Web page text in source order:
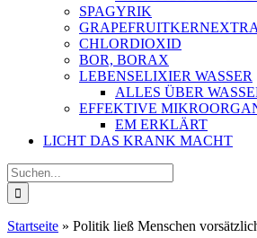
SPAGYRIK
CHLORDIOXID
BOR, BORAX
LEBENSELIXIER WASSER
ALLES ÜBER
EFFEKTIVE
EM ERKLÄRT
LICHT DAS KRANK MACHT
Suche
nach:
Startseite » Politik ließ Menschen